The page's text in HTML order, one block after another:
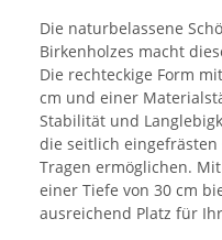
Die naturbelassene
Birkenholzes macht
Die rechteckige Form
cm und einer
Stabilität und
die seitlich
Tragen ermöglichen.
einer Tiefe von 30 cm
ausreichend Platz für